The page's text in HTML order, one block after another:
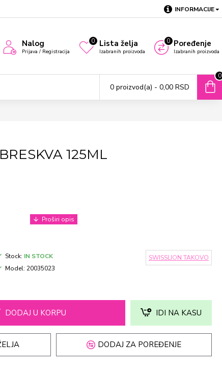
INFORMACIJE
Nalog
Prijava / Registracija
Lista želja
Izabranih proizvoda
0 Poređenje
Izabranih proizvoda
0
0 proizvod(a) - 0,00 RSD
0
125ML
Stock: IN STOCK
Model: 20035023
SWISSLION TAKOVO
DODAJ U KORPU IDI NA KASU
DODAJ ZA POREĐENJE